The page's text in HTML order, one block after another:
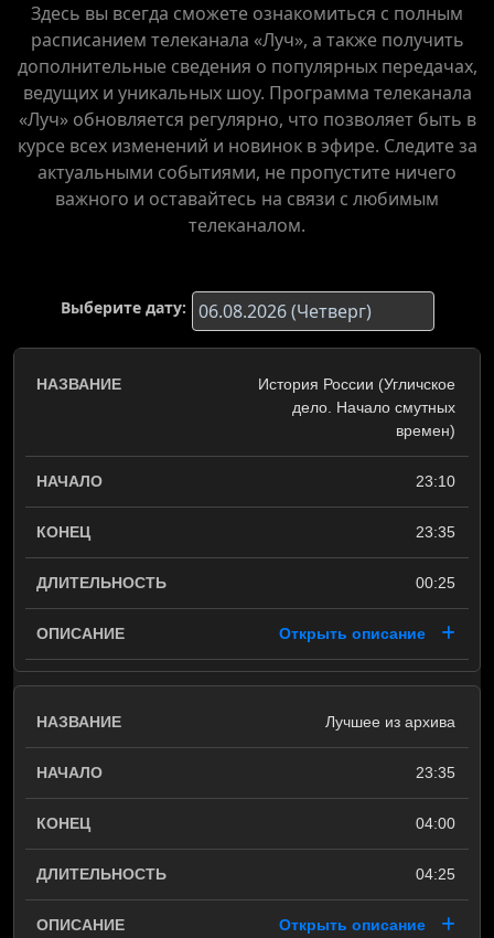
Здесь вы всегда сможете ознакомиться с полным
расписанием телеканала «Луч», а также получить
дополнительные сведения о популярных передачах,
ведущих и уникальных шоу. Программа телеканала
«Луч» обновляется регулярно, что позволяет быть в
курсе всех изменений и новинок в эфире. Следите за
актуальными событиями, не пропустите ничего
важного и оставайтесь на связи с любимым
телеканалом.
Выберите дату:
История России (Угличское
дело. Начало смутных
времен)
23:10
23:35
00:25
Открыть описание
Лучшее из архива
23:35
04:00
04:25
Открыть описание